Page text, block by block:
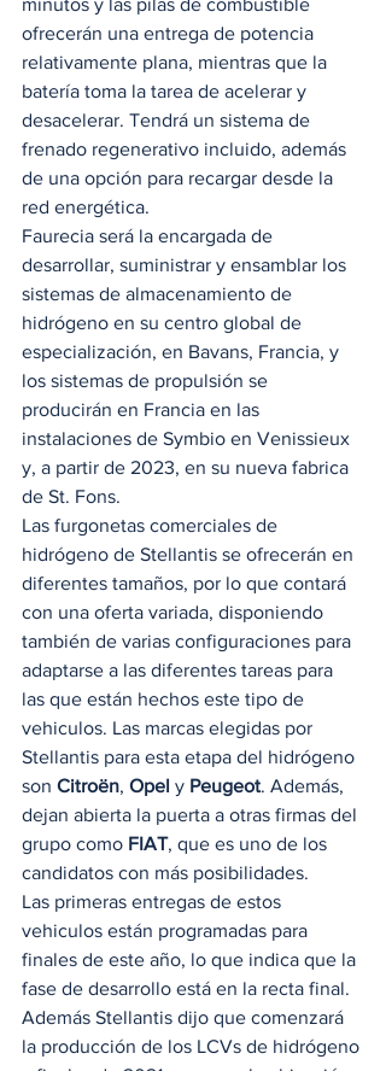
minutos y las pilas de combustible
ofrecerán una entrega de potencia
relativamente plana, mientras que la
batería toma la tarea de acelerar y
desacelerar. Tendrá un sistema de
frenado regenerativo incluido, además
de una opción para recargar desde la
red energética.
Faurecia será la encargada de
desarrollar, suministrar y ensamblar los
sistemas de almacenamiento de
hidrógeno en su centro global de
especialización, en Bavans, Francia, y
los sistemas de propulsión se
producirán en Francia en las
instalaciones de Symbio en Venissieux
y, a partir de 2023, en su nueva fabrica
de St. Fons.
Las furgonetas comerciales de
hidrógeno de Stellantis se ofrecerán en
diferentes tamaños, por lo que contará
con una oferta variada, disponiendo
también de varias configuraciones para
adaptarse a las diferentes tareas para
las que están hechos este tipo de
vehiculos. Las marcas elegidas por
Stellantis para esta etapa del hidrógeno
son Citroën, Opel y Peugeot. Además,
dejan abierta la puerta a otras firmas del
grupo como FIAT, que es uno de los
candidatos con más posibilidades.
Las primeras entregas de estos
vehiculos están programadas para
finales de este año, lo que indica que la
fase de desarrollo está en la recta final.
Además Stellantis dijo que comenzará
la producción de los LCVs de hidrógeno